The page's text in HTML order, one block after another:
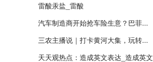
雷酸汞盐_雷酸
汽车制造商开始抢车险生意？巴菲...
三农主播说｜打卡黄河大集，玩转...
天天观热点：造成英文表达_造成英文